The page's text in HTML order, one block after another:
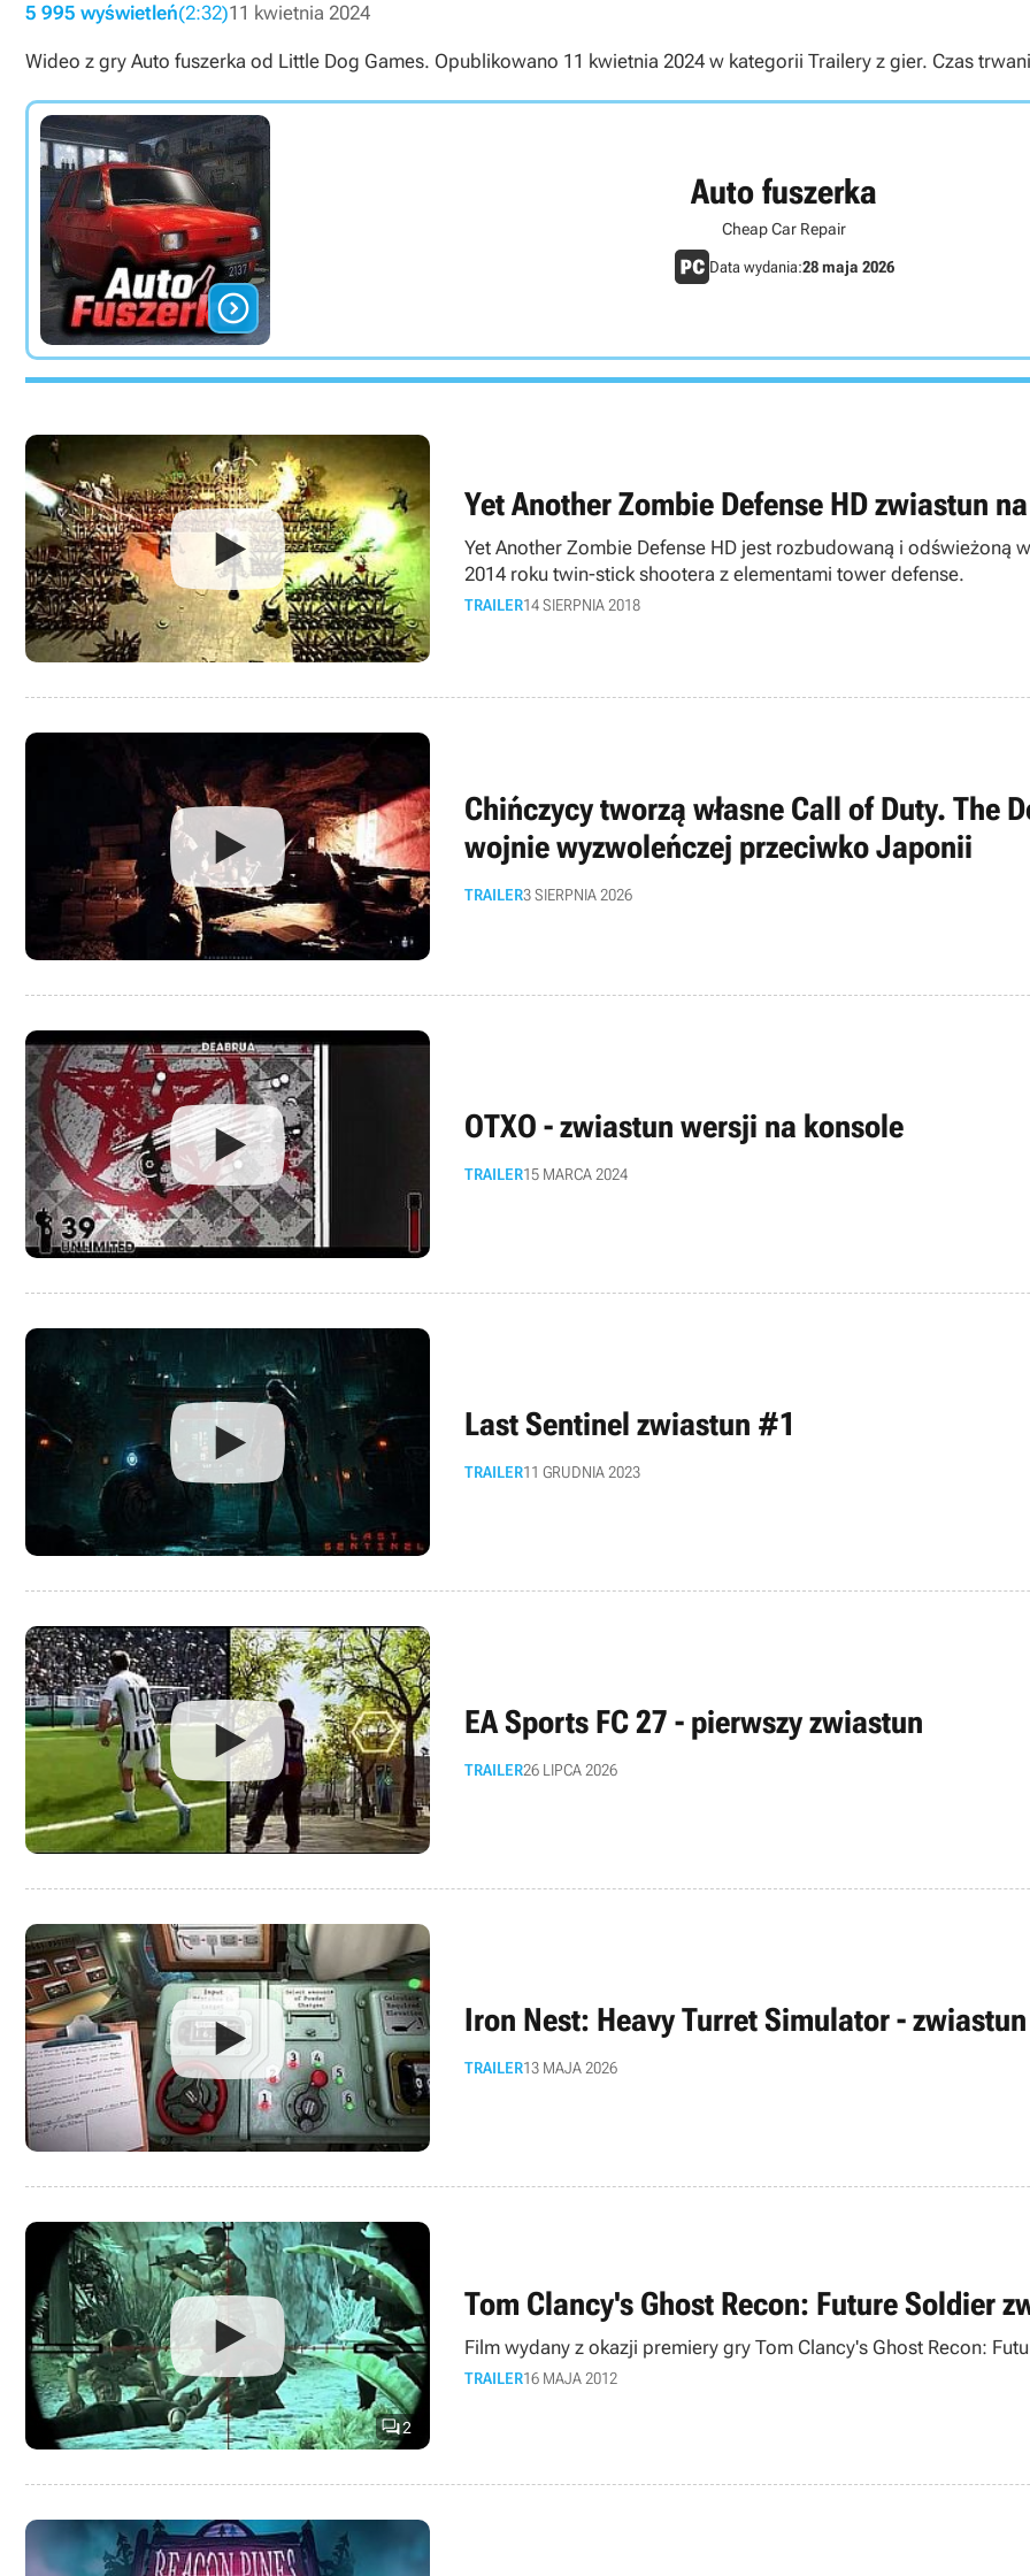
5 995 wyświetleń(2:32)11 kwietnia 2024
Wideo z gry Auto fuszerka od Little Dog Games. Opublikowano 11 kwietnia 2024 w kategorii Trailery z gier. Czas

Auto fuszerka
Cheap Car Repair
Data wydania:28 maja 2026
Yet Another Zombie Defense HD zwiastun
Yet Another Zombie Defense HD jest rozbudowaną i odświeżoną
2014 roku twin-stick shootera z elementami tower defense.
TRAILER14 SIERPNIA 2018
Chińczycy tworzą własne Call of Duty. The
wojnie wyzwoleńczej przeciwko Japonii
TRAILER3 SIERPNIA 2026
OTXO - zwiastun wersji na konsole
TRAILER15 MARCA 2024
Last Sentinel zwiastun #1
TRAILER11 GRUDNIA 2023
EA Sports FC 27 - pierwszy zwiastun
TRAILER26 LIPCA 2026
Iron Nest: Heavy Turret Simulator -
TRAILER13 MAJA 2026
2
Tom Clancy's Ghost Recon: Future Soldier
Film wydany z okazji premiery gry Tom Clancy's Ghost Recon:
TRAILER16 MAJA 2012